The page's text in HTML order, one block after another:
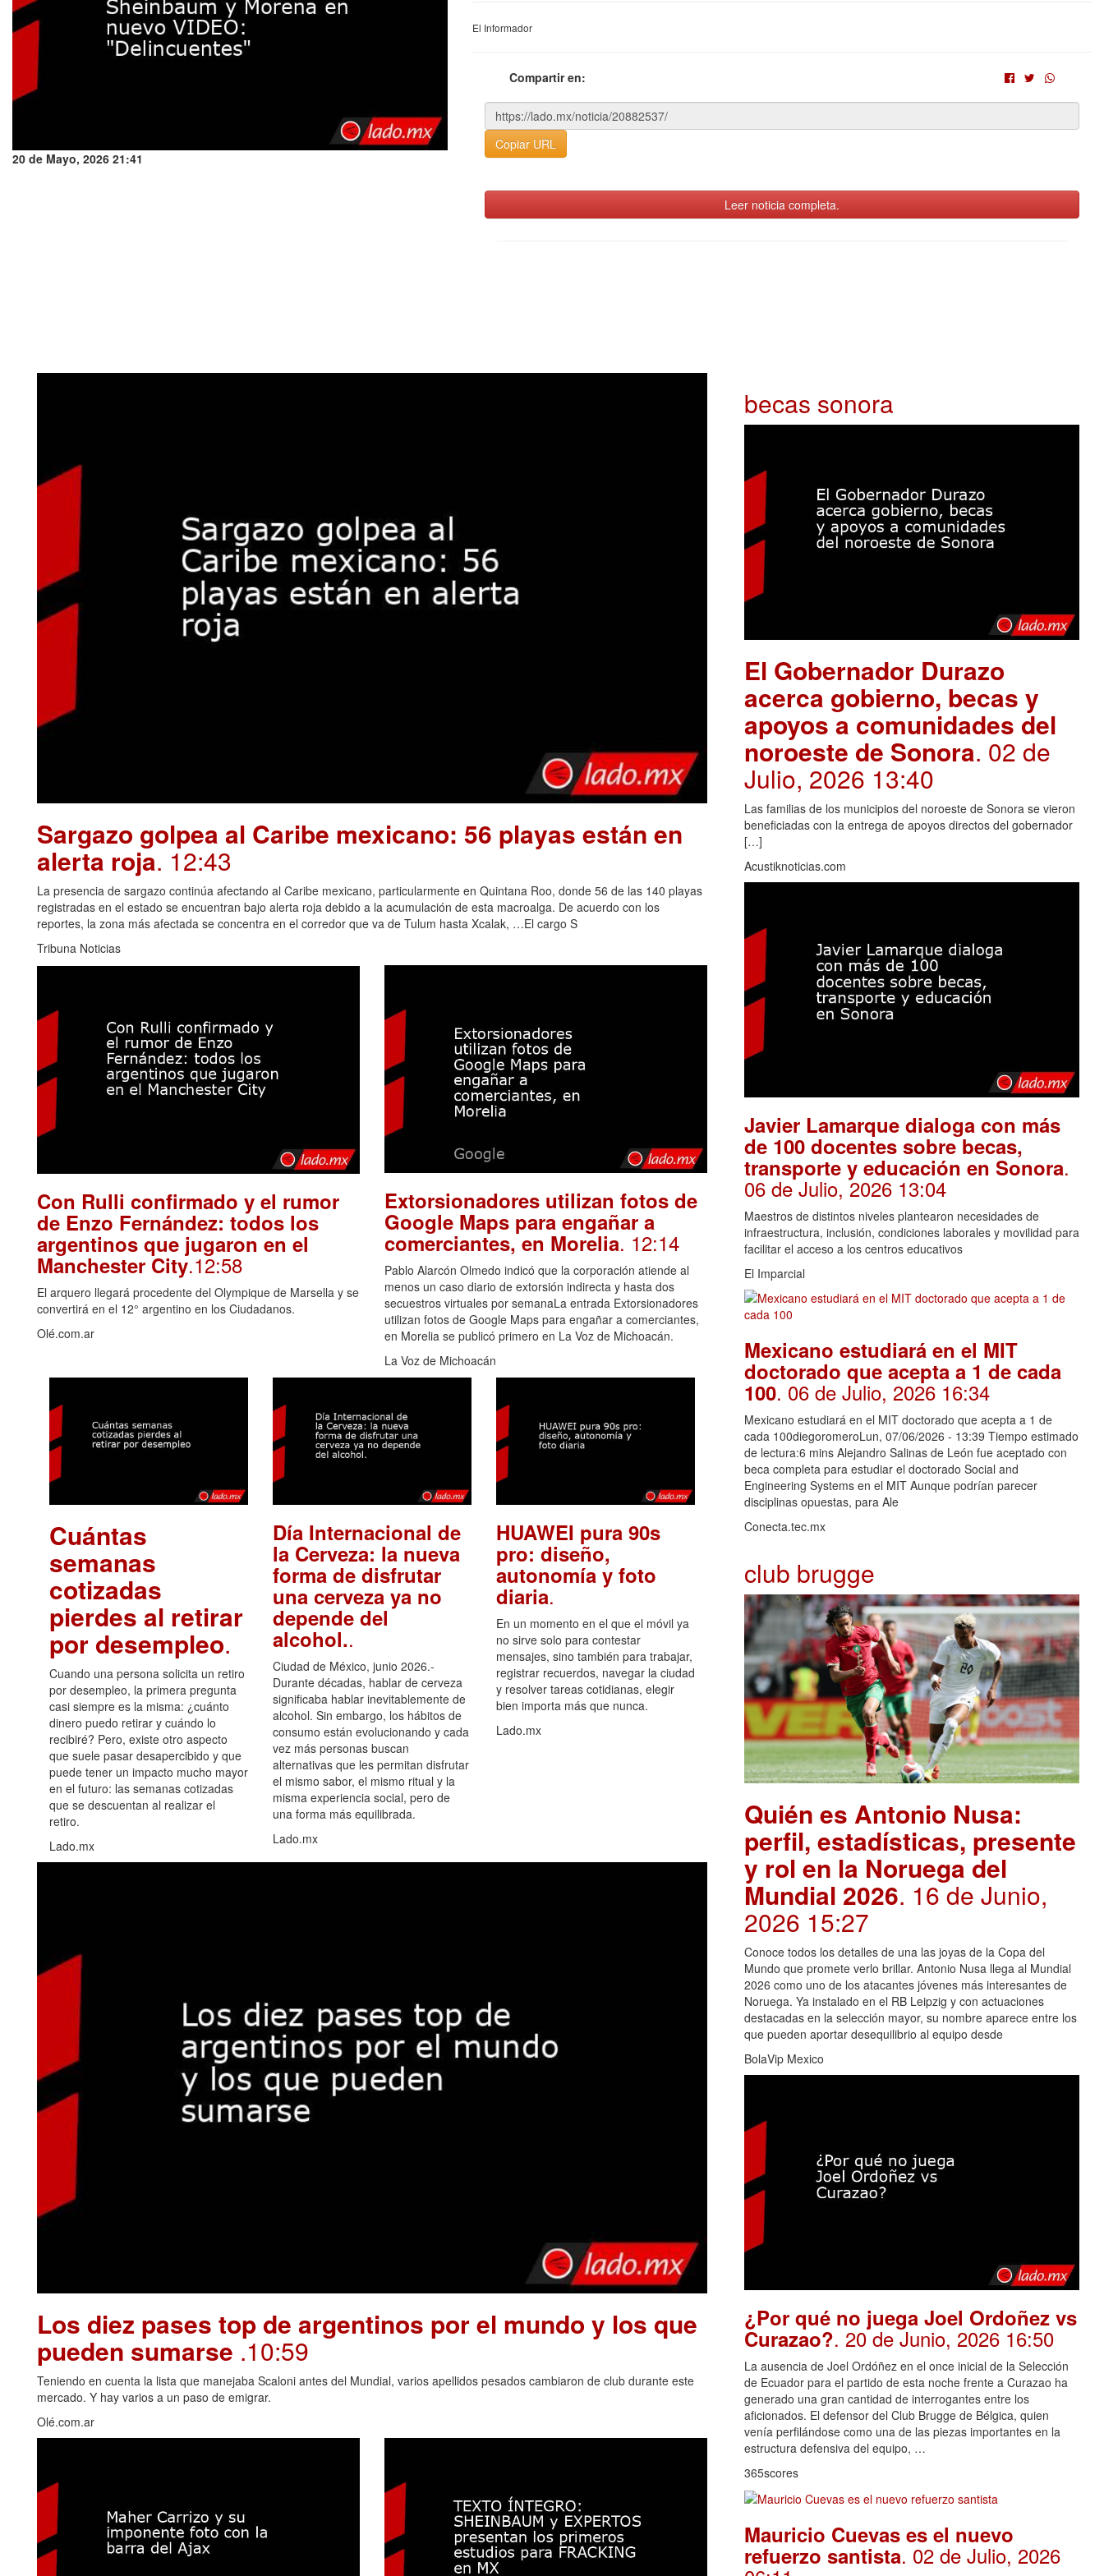
20 de Mayo, 2026 21:41
El Informador
Compartir en:
Copiar URL
Leer noticia completa.
Sargazo golpea al Caribe mexicano: 56 playas están en
alerta roja. 12:43
La presencia de sargazo continúa afectando al Caribe mexicano, particularmente en Quintana Roo, donde 56 de las 140 playas
registradas en el estado se encuentran bajo alerta roja debido a la acumulación de esta macroalga. De acuerdo con los
reportes, la zona más afectada se concentra en el corredor que va de Tulum hasta Xcalak, …El cargo S
Tribuna Noticias
Con Rulli confirmado y el rumor
de Enzo Fernández: todos los
argentinos que jugaron en el
Manchester City.12:58
El arquero llegará procedente del Olympique de Marsella y se
convertirá en el 12° argentino en los Ciudadanos.
Olé.com.ar
Extorsionadores utilizan fotos de
Google Maps para engañar a
comerciantes, en Morelia. 12:14
Pablo Alarcón Olmedo indicó que la corporación atiende al
menos un caso diario de extorsión indirecta y hasta dos
secuestros virtuales por semanaLa entrada Extorsionadores
utilizan fotos de Google Maps para engañar a comerciantes,
en Morelia se publicó primero en La Voz de Michoacán.
La Voz de Michoacán
Cuántas
semanas
cotizadas
pierdes al retirar
por desempleo.
Cuando una persona solicita un retiro
por desempleo, la primera pregunta
casi siempre es la misma: ¿cuánto
dinero puedo retirar y cuándo lo
recibiré? Pero, existe otro aspecto
que suele pasar desapercibido y que
puede tener un impacto mucho mayor
en el futuro: las semanas cotizadas
que se descuentan al realizar el
retiro.
Lado.mx
Día Internacional de
la Cerveza: la nueva
forma de disfrutar
una cerveza ya no
depende del
alcohol..
Ciudad de México, junio 2026.-
Durante décadas, hablar de cerveza
significaba hablar inevitablemente de
alcohol. Sin embargo, los hábitos de
consumo están evolucionando y cada
vez más personas buscan
alternativas que les permitan disfrutar
el mismo sabor, el mismo ritual y la
misma experiencia social, pero de
una forma más equilibrada.
Lado.mx
HUAWEI pura 90s
pro: diseño,
autonomía y foto
diaria.
En un momento en el que el móvil ya
no sirve solo para contestar
mensajes, sino también para trabajar,
registrar recuerdos, navegar la ciudad
y resolver tareas cotidianas, elegir
bien importa más que nunca.
Lado.mx
Los diez pases top de argentinos por el mundo y los que
pueden sumarse .10:59
Teniendo en cuenta la lista que manejaba Scaloni antes del Mundial, varios apellidos pesados cambiaron de club durante este
mercado. Y hay varios a un paso de emigrar.
Olé.com.ar
becas sonora
El Gobernador Durazo
acerca gobierno, becas y
apoyos a comunidades del
noroeste de Sonora. 02 de
Julio, 2026 13:40
Las familias de los municipios del noroeste de Sonora se vieron
beneficiadas con la entrega de apoyos directos del gobernador
[…]
Acustiknoticias.com
Javier Lamarque dialoga con más
de 100 docentes sobre becas,
transporte y educación en Sonora.
06 de Julio, 2026 13:04
Maestros de distintos niveles plantearon necesidades de
infraestructura, inclusión, condiciones laborales y movilidad para
facilitar el acceso a los centros educativos
El Imparcial
Mexicano estudiará en el MIT
doctorado que acepta a 1 de cada
100. 06 de Julio, 2026 16:34
Mexicano estudiará en el MIT doctorado que acepta a 1 de
cada 100diegoromeroLun, 07/06/2026 - 13:39 Tiempo estimado
de lectura:6 mins Alejandro Salinas de León fue aceptado con
beca completa para estudiar el doctorado Social and
Engineering Systems en el MIT Aunque podrían parecer
disciplinas opuestas, para Ale
Conecta.tec.mx
club brugge
Quién es Antonio Nusa:
perfil, estadísticas, presente
y rol en la Noruega del
Mundial 2026. 16 de Junio,
2026 15:27
Conoce todos los detalles de una las joyas de la Copa del
Mundo que promete verlo brillar. Antonio Nusa llega al Mundial
2026 como uno de los atacantes jóvenes más interesantes de
Noruega. Ya instalado en el RB Leipzig y con actuaciones
destacadas en la selección mayor, su nombre aparece entre los
que pueden aportar desequilibrio al equipo desde
BolaVip Mexico
¿Por qué no juega Joel Ordoñez vs
Curazao?. 20 de Junio, 2026 16:50
La ausencia de Joel Ordóñez en el once inicial de la Selección
de Ecuador para el partido de esta noche frente a Curazao ha
generado una gran cantidad de interrogantes entre los
aficionados. El defensor del Club Brugge de Bélgica, quien
venía perfilándose como una de las piezas importantes en la
estructura defensiva del equipo, …
365scores
Mauricio Cuevas es el nuevo
refuerzo santista. 02 de Julio, 2026